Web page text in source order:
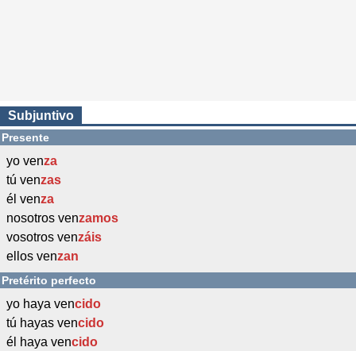
Subjuntivo
Presente
yo venza
tú venzas
él venza
nosotros venzamos
vosotros venzáis
ellos venzan
Pretérito perfecto
yo haya vencido
tú hayas vencido
él haya vencido